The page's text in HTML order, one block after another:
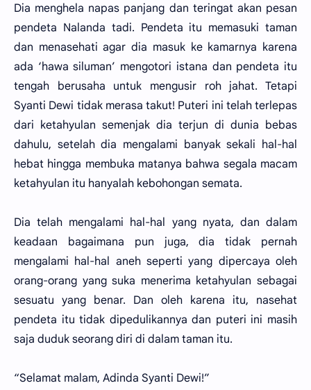
Dia menghela napas panjang dan teringat akan pesan
pendeta Nalanda tadi. Pendeta itu memasuki taman
dan menasehati agar dia masuk ke kamarnya karena
ada ‘hawa siluman’ mengotori istana dan pendeta itu
tengah berusaha untuk mengusir roh jahat. Tetapi
Syanti Dewi tidak merasa takut! Puteri ini telah terlepas
dari ketahyulan semenjak dia terjun di dunia bebas
dahulu, setelah dia mengalami banyak sekali hal-hal
hebat hingga membuka matanya bahwa segala macam
ketahyulan itu hanyalah kebohongan semata.
Dia telah mengalami hal-hal yang nyata, dan dalam
keadaan bagaimana pun juga, dia tidak pernah
mengalami hal-hal aneh seperti yang dipercaya oleh
orang-orang yang suka menerima ketahyulan sebagai
sesuatu yang benar. Dan oleh karena itu, nasehat
pendeta itu tidak dipedulikannya dan puteri ini masih
saja duduk seorang diri di dalam taman itu.
“Selamat malam, Adinda Syanti Dewi!”